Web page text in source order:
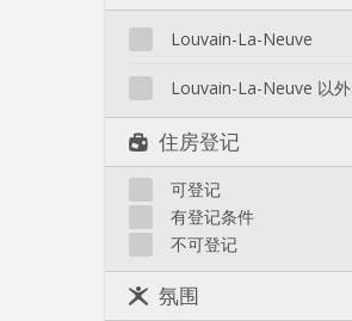
Louvain-La-Neuve
Biéreau
Centre
L'Hocaille
La Baraque
Lauzelle
Les Bruyères
Louvain-La-Neuve 以外
Court-St.-Étienne
Gembloux
Genappe
Mont-Saint-Guibert
Nivelles
Ottignies
Rixensart
住房登记
可登记
有登记条件
不可登记
氛围